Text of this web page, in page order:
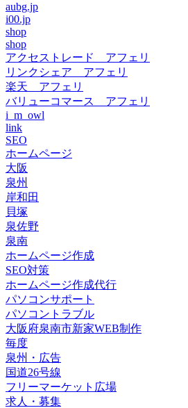
aubg.jp
i00.jp
shop
shop
アクセストレード アフェリ
リンクシェア アフェリ
楽天 アフェリ
バリューコマース アフェリ
i_m_owl
link
SEO
ホームページ
大阪
泉州
岸和田
貝塚
泉佐野
泉南
ホームページ作成
SEO対策
ホームページ作成代行
パソコンサポート
パソコントラブル
大阪府泉南市新家WEB制作
毎度
泉州・広告
国道26号線
フリーマーケット広場
求人・募集